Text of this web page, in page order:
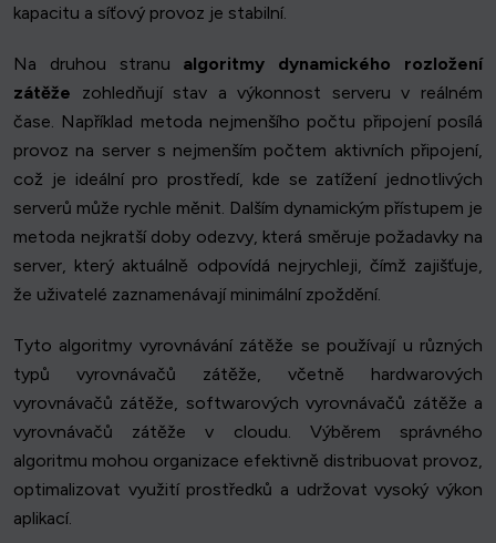
kapacitu a síťový provoz je stabilní.
Na druhou stranu algoritmy dynamického rozložení
zátěže zohledňují stav a výkonnost serveru v reálném
čase. Například metoda nejmenšího počtu připojení posílá
provoz na server s nejmenším počtem aktivních připojení,
což je ideální pro prostředí, kde se zatížení jednotlivých
serverů může rychle měnit. Dalším dynamickým přístupem je
metoda nejkratší doby odezvy, která směruje požadavky na
server, který aktuálně odpovídá nejrychleji, čímž zajišťuje,
že uživatelé zaznamenávají minimální zpoždění.
Tyto algoritmy vyrovnávání zátěže se používají u různých
typů vyrovnávačů zátěže, včetně hardwarových
vyrovnávačů zátěže, softwarových vyrovnávačů zátěže a
vyrovnávačů zátěže v cloudu. Výběrem správného
algoritmu mohou organizace efektivně distribuovat provoz,
optimalizovat využití prostředků a udržovat vysoký výkon
aplikací.